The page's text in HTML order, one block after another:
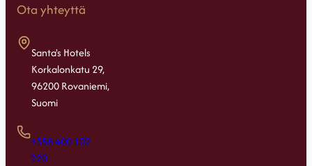
Ota yhteyttä
Santa's Hotels
Korkalonkatu 29,
96200 Rovaniemi,
Suomi
+358 400 102
220